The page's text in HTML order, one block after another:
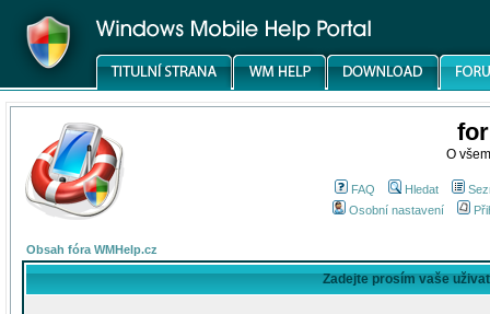
O
FAQ Hledat
Osobní nastavení
Obsah fóra WMHelp.cz
Zadejte prosím vaše